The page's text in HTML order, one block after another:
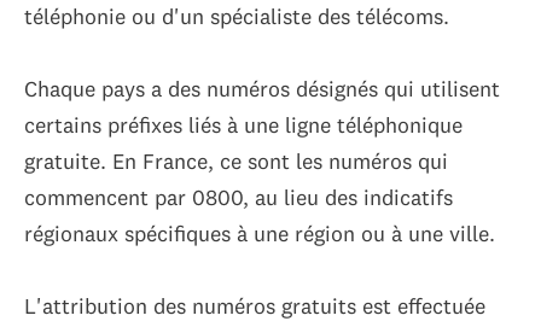
téléphonie ou d'un spécialiste des télécoms.
Chaque pays a des numéros désignés qui utilisent
certains préfixes liés à une ligne téléphonique
gratuite. En France, ce sont les numéros qui
commencent par 0800, au lieu des indicatifs
régionaux spécifiques à une région ou à une ville.
L'attribution des numéros gratuits est effectuée